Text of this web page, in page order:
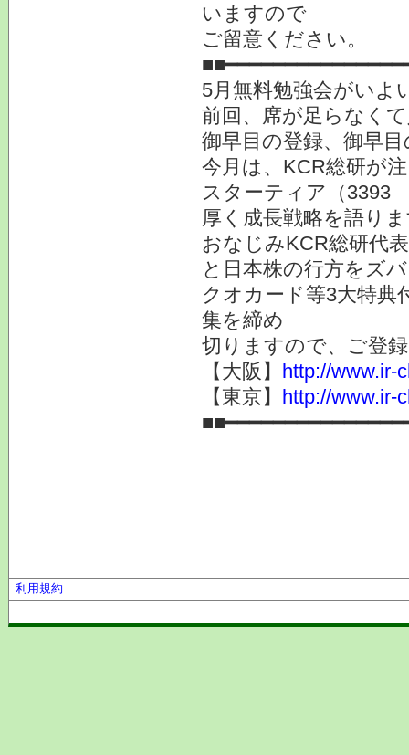
いますので
ご留意ください。
5月無料勉強会がいよ
前回、席が足らなく
御早目の登録、御早
今月は、KCR総研が
スターティア（
厚く成長戦略を語り
おなじみKCR総研代
と日本株の行方をズ
クオカード等3大特典
集を締め
切りますので、ご登
【大阪】 http://www.ir-
【東京】 http://www.ir-
利用規約